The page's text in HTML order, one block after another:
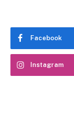
Facebook
Instagram